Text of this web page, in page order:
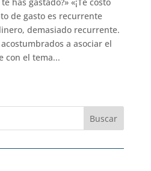
de gasto es recurrente
demasiado recurrente.
a asociar el
con el tema...